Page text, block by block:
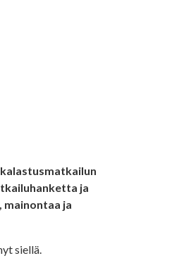
ja
ja
siellä.